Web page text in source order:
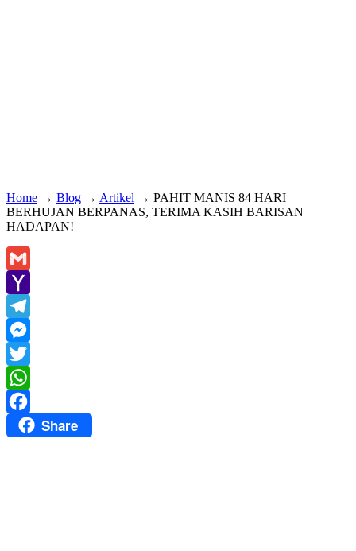
Home → Blog → Artikel → PAHIT MANIS 84 HARI
BERHUJAN BERPANAS, TERIMA KASIH BARISAN
HADAPAN!
Gmail
Yahoo
Mail
Telegram
Messenger
Twitter
WhatsApp
FacebookShare